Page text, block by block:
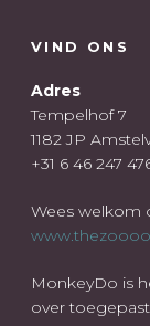
VIND ONS
Adres
Tempelhof 7
1182 JP
+31 6 46 247
Wees welkom
MonkeyDo is
over